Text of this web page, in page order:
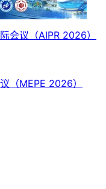
会议 （AIPR 2026）
（MEPE 2026）